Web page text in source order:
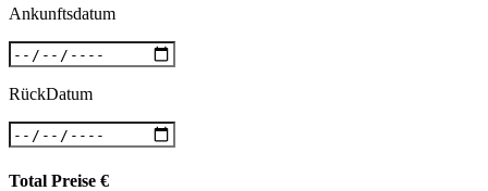
Ankunftsdatum
RückDatum
Total Preise €